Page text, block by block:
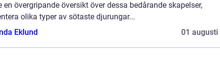
en övergripande översikt över dessa bedårande skapelser,
olika typer av sötaste djurungar...
Eklund
01 augusti